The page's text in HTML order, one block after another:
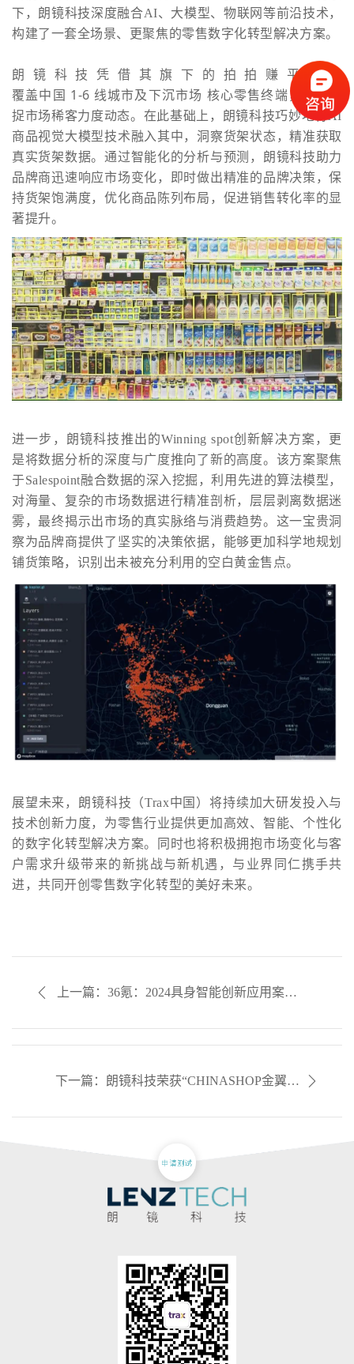
下，朗镜科技深度融合AI、大模型、物联网等前沿技术，
构建了一套全场景、更聚焦的零售数字化转型解决方案。
朗镜科技凭借其旗下的拍拍赚平台，
覆盖中国 1-6 线城市及下沉市场 核心零售终端，精准捕
捉市场稀客力度动态。在此基础上，朗镜科技巧妙地将AI
商品视觉大模型技术融入其中，洞察货架状态，精准获取
真实货架数据。通过智能化的分析与预测，朗镜科技助力
品牌商迅速响应市场变化，即时做出精准的品牌决策，保
持货架饱满度，优化商品陈列布局，促进销售转化率的显
著提升。
进一步，朗镜科技推出的Winning spot创新解决方案，更
是将数据分析的深度与广度推向了新的高度。该方案聚焦
于Salespoint融合数据的深入挖掘，利用先进的算法模型，
对海量、复杂的市场数据进行精准剖析，层层剥离数据迷
雾，最终揭示出市场的真实脉络与消费趋势。这一宝贵洞
察为品牌商提供了坚实的决策依据，能够更加科学地规划
铺货策略，识别出未被充分利用的空白黄金售点。
展望未来，朗镜科技（Trax中国）将持续加大研发投入与
技术创新力度，为零售行业提供更加高效、智能、个性化
的数字化转型解决方案。同时也将积极拥抱市场变化与客
户需求升级带来的新挑战与新机遇，与业界同仁携手共
进，共同开创零售数字化转型的美好未来。
上一篇：36氪：2024具身智能创新应用案例
下一篇：朗镜科技荣获“CHINASHOP金翼最